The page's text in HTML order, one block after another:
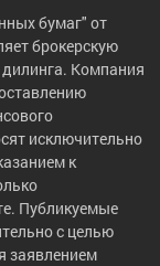
бумаг" от
брокерскую
дилинга. Компания
исключительно
к
Публикуемые
с целью
заявлением